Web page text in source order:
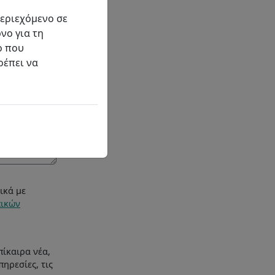
με
νέα,
τις
σε
για τη
που
να